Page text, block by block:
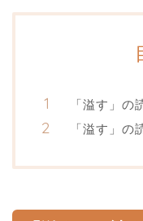
「溢す」の
「溢す」の